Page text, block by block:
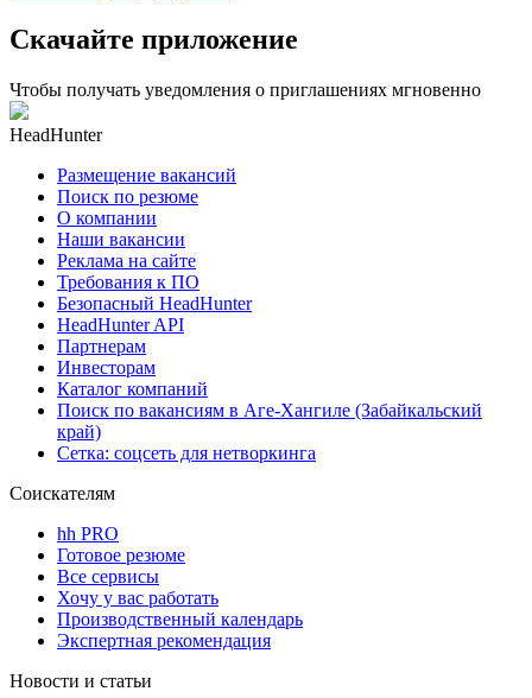
Скачайте приложение
Чтобы получать уведомления о приглашениях мгновенно
HeadHunter
Размещение вакансий
Поиск по резюме
О компании
Наши вакансии
Реклама на сайте
Требования к ПО
Безопасный HeadHunter
HeadHunter API
Партнерам
Инвесторам
Каталог компаний
Поиск по вакансиям в Аге-Хангиле (Забайкальский
край)
Сетка: соцсеть для нетворкинга
Соискателям
hh PRO
Готовое резюме
Все сервисы
Хочу у вас работать
Производственный календарь
Экспертная рекомендация
Новости и статьи